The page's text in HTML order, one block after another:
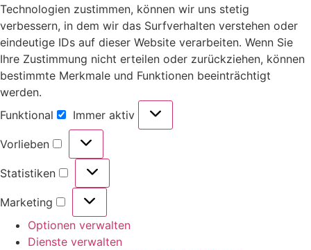
Technologien zustimmen, können wir uns stetig
verbessern, in dem wir das Surfverhalten verstehen oder
eindeutige IDs auf dieser Website verarbeiten. Wenn Sie
Ihre Zustimmung nicht erteilen oder zurückziehen, können
bestimmte Merkmale und Funktionen beeinträchtigt
werden.
Funktional
Immer aktiv
Vorlieben
Statistiken
Marketing
Optionen verwalten
Dienste verwalten